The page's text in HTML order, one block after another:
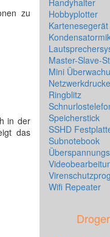
zu
in der
das
Handyhalter
Hobbyplotter
Master-Slave-
Mini
Ringblitz
Speicherstick
SSHD
Subnotebook
Wifi Repeater